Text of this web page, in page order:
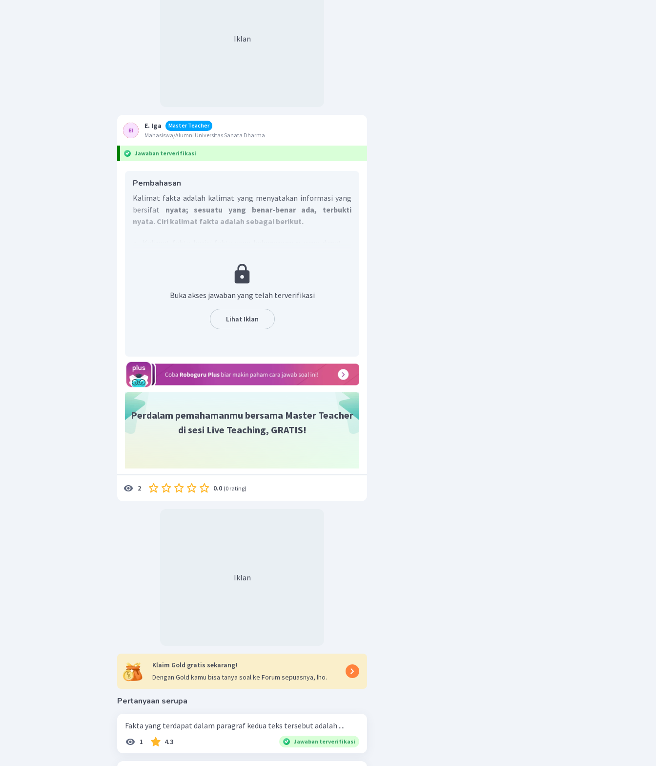
Iklan
E. Iga
Master Teacher
Mahasiswa/Alumni Universitas Sanata Dharma
Jawaban terverifikasi
Pembahasan
Kalimat fakta adalah kalimat yang menyatakan informasi yang
bersifat nyata; sesuatu yang benar-benar ada, terbukti
nyata. Ciri kalimat fakta adalah sebagai berikut.
Kalimat fakta berisi informasi atau data yang akurat
mengenai sebuah kejadian, seperti waktu kejadian dan
Kalimat fakta bersifat objektif, artinya data yang
ditampilkan benar-benar sesuai kenyataan, tidak dibuat-
buat, tidak memihak, dan tidak dipengaruhi pandangan
saya peringatkan agar tidak lagi menghadiri acara seperti
itu." Kalimat tersebut merupakan kalimat fakta karena berisi
informasi
Dengan demikian, jawaban yang tepat adalah pilihan E.
Buka akses jawaban yang telah terverifikasi
Lihat Iklan
Perdalam pemahamanmu bersama Master Teacher
di sesi Live Teaching, GRATIS!
2 0.0 (0 rating)
Iklan
Klaim Gold gratis sekarang!
Dengan Gold kamu bisa tanya soal ke Forum sepuasnya, lho.
Pertanyaan serupa
Fakta yang terdapat dalam paragraf kedua teks tersebut adalah ....
1 4.3 Jawaban terverifikasi